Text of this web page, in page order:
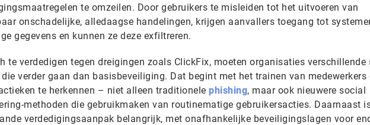
te omzeilen. Door gebruikers te misleiden tot het uitvoeren van
onschadelijke, alledaagse handelingen, krijgen aanvallers toegang tot
gegevens en kunnen ze deze exfiltreren.
te verdedigen tegen dreigingen zoals ClickFix, moeten organisaties verschillende
die verder gaan dan basisbeveiliging. Dat begint met het trainen van medewerkers
te herkennen – niet alleen traditionele phishing, maar ook nieuwere social
methoden die gebruikmaken van routinematige gebruikersacties. Daarnaast
verdedigingsaanpak belangrijk, met onafhankelijke beveiligingslagen voor